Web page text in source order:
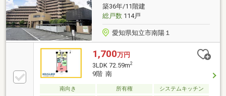
のお部屋のため、事前にお問合せをお願いいたしま
す！【見学受付窓口】０１２０－３４－０９０９
≪WEBサイトリニューアルしました！≫
築36年/11階建
総戸数114戸
愛知県知立市南陽１
1,700万円
3LDK 72.59m2
9階 南
南向き 所有権
システムキッチン